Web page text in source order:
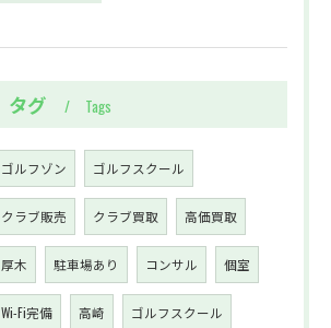
タグ Tags
ゴルフゾン ゴルフスクール
クラブ販売 クラブ買取 高価買取
厚木 駐車場あり コンサル 個室
Wi-Fi完備 高崎 ゴルフスクール